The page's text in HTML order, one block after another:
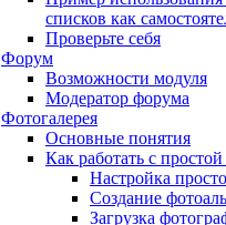
списков как
Проверьте себя
Форум
Возможности модуля
Модератор форума
Фотогалерея
Основные понятия
Как работать с
Настройка
Создание
Загрузка